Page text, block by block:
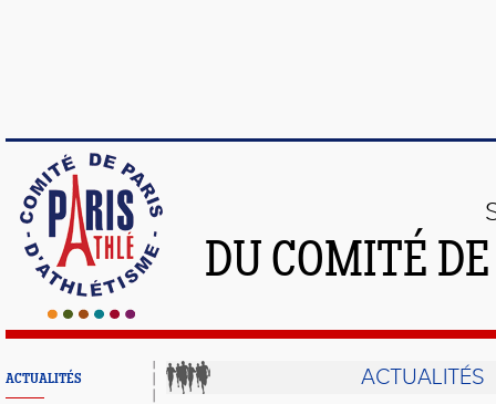
DU COMITÉ
ACTUALITÉS ACTUALITÉS